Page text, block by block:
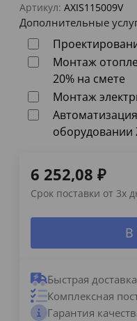
Артикул: AXIS115009V
Дополнительные
Монтаж
20% на смете
Монтаж
оборудовании
6 252,08 ₽
Срок поставки от 3х
В
Быстрая доставка
Комплексная
Гарантия